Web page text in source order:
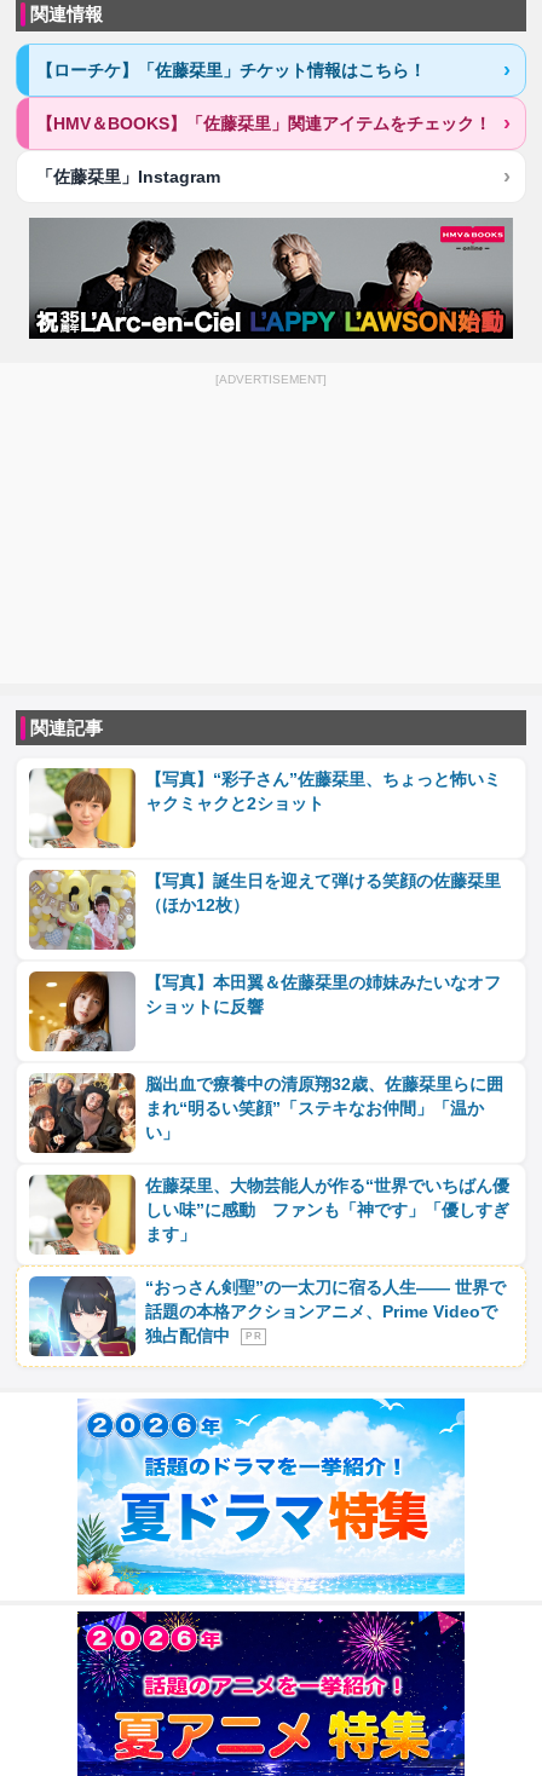
関連情報
【ローチケ】「佐藤栞里」チケット情報はこちら！
【HMV＆BOOKS】「佐藤栞里」関連アイテムをチェック！
「佐藤栞里」Instagram
[ADVERTISEMENT]
関連記事
【写真】“彩子さん”佐藤栞里、ちょっと怖いミ
ャクミャクと2ショット
【写真】誕生日を迎えて弾ける笑顔の佐藤栞里
（ほか12枚）
【写真】本田翼＆佐藤栞里の姉妹みたいなオフ
ショットに反響
脳出血で療養中の清原翔32歳、佐藤栞里らに囲
まれ“明るい笑顔”「ステキなお仲間」「温か
い」
佐藤栞里、大物芸能人が作る“世界でいちばん優
しい味”に感動 ファンも「神です」「優しすぎ
ます」
“おっさん剣聖”の一太刀に宿る人生―― 世界で
話題の本格アクションアニメ、Prime Videoで
独占配信中
P R